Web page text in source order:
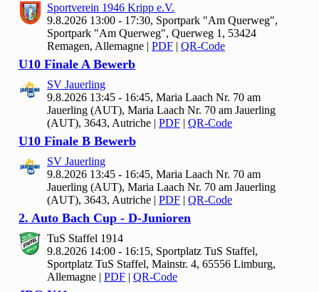
Sportverein 1946 Kripp e.V.
9.8.2026 13:00 - 17:30, Sportpark "Am Querweg",
Sportpark "Am Querweg", Querweg 1, 53424
Remagen, Allemagne | PDF | QR-Code
U10 Finale A Bewerb
SV Jauerling
9.8.2026 13:45 - 16:45, Maria Laach Nr. 70 am
Jauerling (AUT), Maria Laach Nr. 70 am Jauerling
(AUT), 3643, Autriche | PDF | QR-Code
U10 Finale B Bewerb
SV Jauerling
9.8.2026 13:45 - 16:45, Maria Laach Nr. 70 am
Jauerling (AUT), Maria Laach Nr. 70 am Jauerling
(AUT), 3643, Autriche | PDF | QR-Code
2. Auto Bach Cup - D-Junioren
TuS Staffel 1914
9.8.2026 14:00 - 16:15, Sportplatz TuS Staffel,
Sportplatz TuS Staffel, Mainstr. 4, 65556 Limburg,
Allemagne | PDF | QR-Code